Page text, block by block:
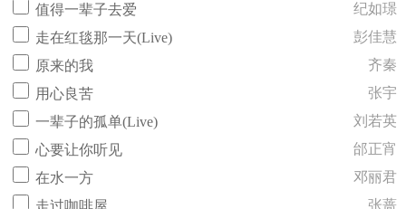
值得一辈子去爱
纪如璟
走在红毯那一天(Live)
彭佳慧
原来的我
齐秦
用心良苦
张宇
一辈子的孤单(Live)
刘若英
心要让你听见
邰正宵
在水一方
邓丽君
走过咖啡屋
张蔷